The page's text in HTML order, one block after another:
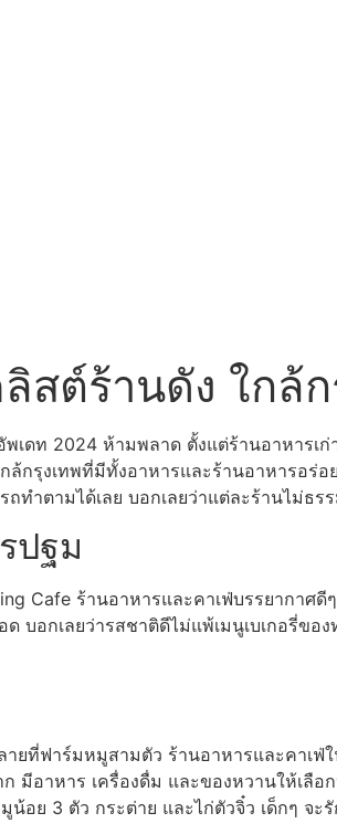
สต์ร้านดัง ใกล้ก
ท 2024 ห้ามพลาด ตั้งแต่ร้านอาหารเก่
กรุงเทพที่มีทั้งอาหารและร้านอาหารอร่
ทำตามได้เลย บอกเลยว่าแต่ละร้านไม่ธร
ปฐม
Cafe ร้านอาหารและคาเฟ่บรรยากาศ
อกเลยว่ารสชาติดีไม่แพ้เมนูเบเกอรี่ของ
ยที่ฟาร์มหมูสามตัว ร้านอาหารและคาเฟ่
อาหาร เครื่องดื่ม และของหวานให้เลือ
อย 3 ตัว กระต่าย และไก่ตัวจิ๋ว เด็กๆ จ